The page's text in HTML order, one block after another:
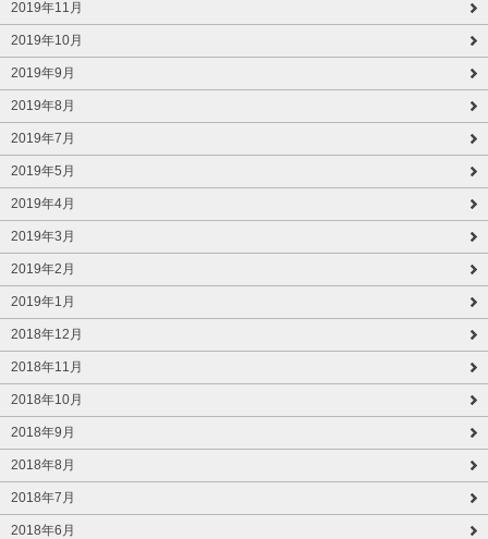
2019年11月
2019年10月
2019年9月
2019年8月
2019年7月
2019年5月
2019年4月
2019年3月
2019年2月
2019年1月
2018年12月
2018年11月
2018年10月
2018年9月
2018年8月
2018年7月
2018年6月